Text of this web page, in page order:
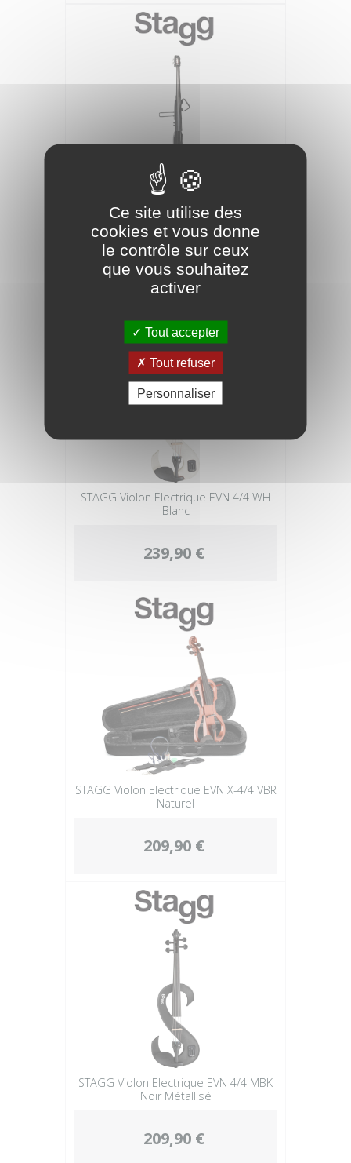
STAGG Contrebasse Electrique EDB-
3/4 Noir Métallisé
699,00 €
STAGG Violon Electrique EVN 4/4 WH
Blanc
239,90 €
STAGG Violon Electrique EVN X-4/4 VBR
Naturel
209,90 €
STAGG Violon Electrique EVN 4/4 MBK
Noir Métallisé
209,90 €
Ce site utilise des
cookies et vous donne
le contrôle sur ceux
que vous souhaitez
activer
Tout accepter
Tout refuser
Personnaliser